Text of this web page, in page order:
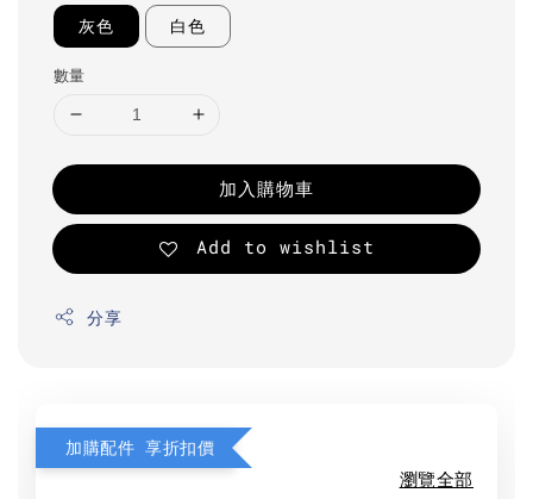
灰色 白色
數量
加入購物車
Add to wishlist
分享
加購配件 享折扣價
瀏覽全部